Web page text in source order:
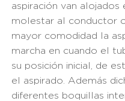
aspiración van
molestar al conductor
mayor comodidad la
marcha en cuando el
su posición inicial, de
el aspirado. Además
diferentes boquillas